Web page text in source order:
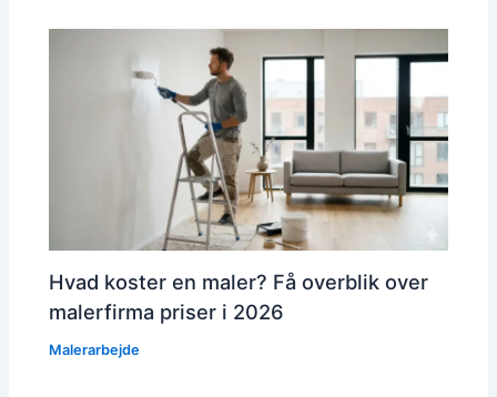
Hvad koster en maler? Få overblik over
malerfirma priser i 2026
Malerarbejde